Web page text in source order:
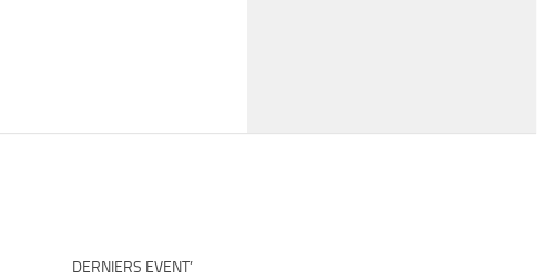
DERNIERS EVENT’